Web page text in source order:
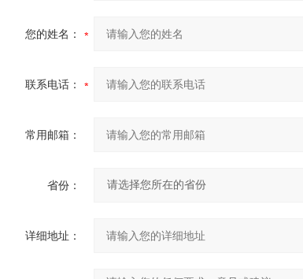
您的姓名：
联系电话：
常用邮箱：
省份：
详细地址：